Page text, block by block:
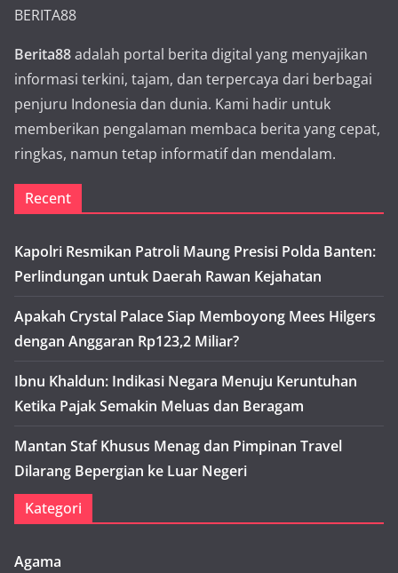
BERITA88
Berita88adalah portal berita digital yang menyajikan
informasi terkini, tajam, dan terpercaya dari berbagai
penjuru Indonesia dan dunia. Kami hadir untuk
memberikan pengalaman membaca berita yang cepat,
ringkas, namun tetap informatif dan mendalam.
Recent
Kapolri Resmikan Patroli Maung Presisi Polda Banten:
Perlindungan untuk Daerah Rawan Kejahatan
Apakah Crystal Palace Siap Memboyong Mees Hilgers
dengan Anggaran Rp123,2 Miliar?
Ibnu Khaldun: Indikasi Negara Menuju Keruntuhan
Ketika Pajak Semakin Meluas dan Beragam
Mantan Staf Khusus Menag dan Pimpinan Travel
Dilarang Bepergian ke Luar Negeri
Kategori
Agama